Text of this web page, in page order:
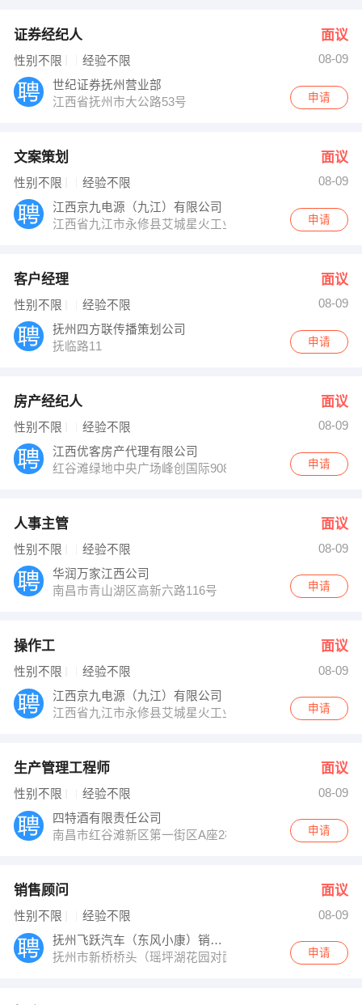
证券经纪人 面议
性别不限 经验不限
08-09
世纪证券抚州营业部
江西省抚州市大公路53号
申请
文案策划 面议
性别不限 经验不限
08-09
江西京九电源（九江）有限公司
江西省九江市永修县艾城星火工业园希望大道17号
申请
客户经理 面议
性别不限 经验不限
08-09
抚州四方联传播策划公司
抚临路11
申请
房产经纪人 面议
性别不限 经验不限
08-09
江西优客房产代理有限公司
红谷滩绿地中央广场峰创国际908
申请
人事主管 面议
性别不限 经验不限
08-09
华润万家江西公司
南昌市青山湖区高新六路116号
申请
操作工 面议
性别不限 经验不限
08-09
江西京九电源（九江）有限公司
江西省九江市永修县艾城星火工业园希望大道17号
申请
生产管理工程师 面议
性别不限 经验不限
08-09
四特酒有限责任公司
南昌市红谷滩新区第一街区A座2楼
申请
销售顾问 面议
性别不限 经验不限
08-09
抚州飞跃汽车（东风小康）销售有限公司
抚州市新桥桥头（瑶坪湖花园对面）东风小康
申请